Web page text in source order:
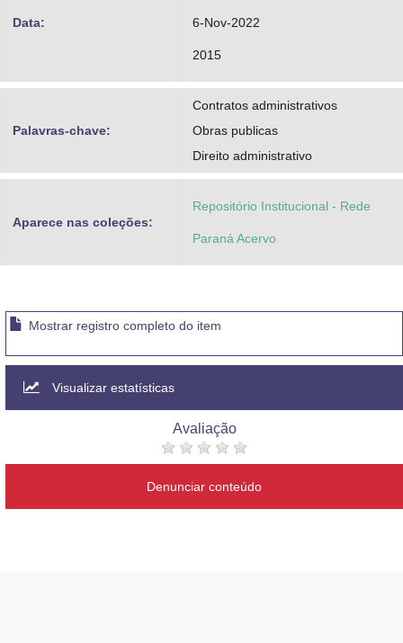
Data: 6-Nov-2022
2015
Palavras-chave:
Contratos administrativos
Obras publicas
Direito administrativo
Aparece nas coleções:
Repositório Institucional - Rede
Paraná Acervo
Mostrar registro completo do item
Visualizar estatísticas
Avaliação
Denunciar conteúdo